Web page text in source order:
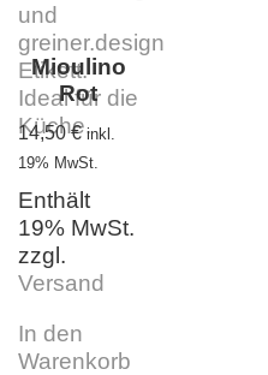
Mioulino
Rot
14,50€ inkl.
19% MwSt.
Enthält
19% MwSt.
zzgl.
Versand
In den
Warenkorb